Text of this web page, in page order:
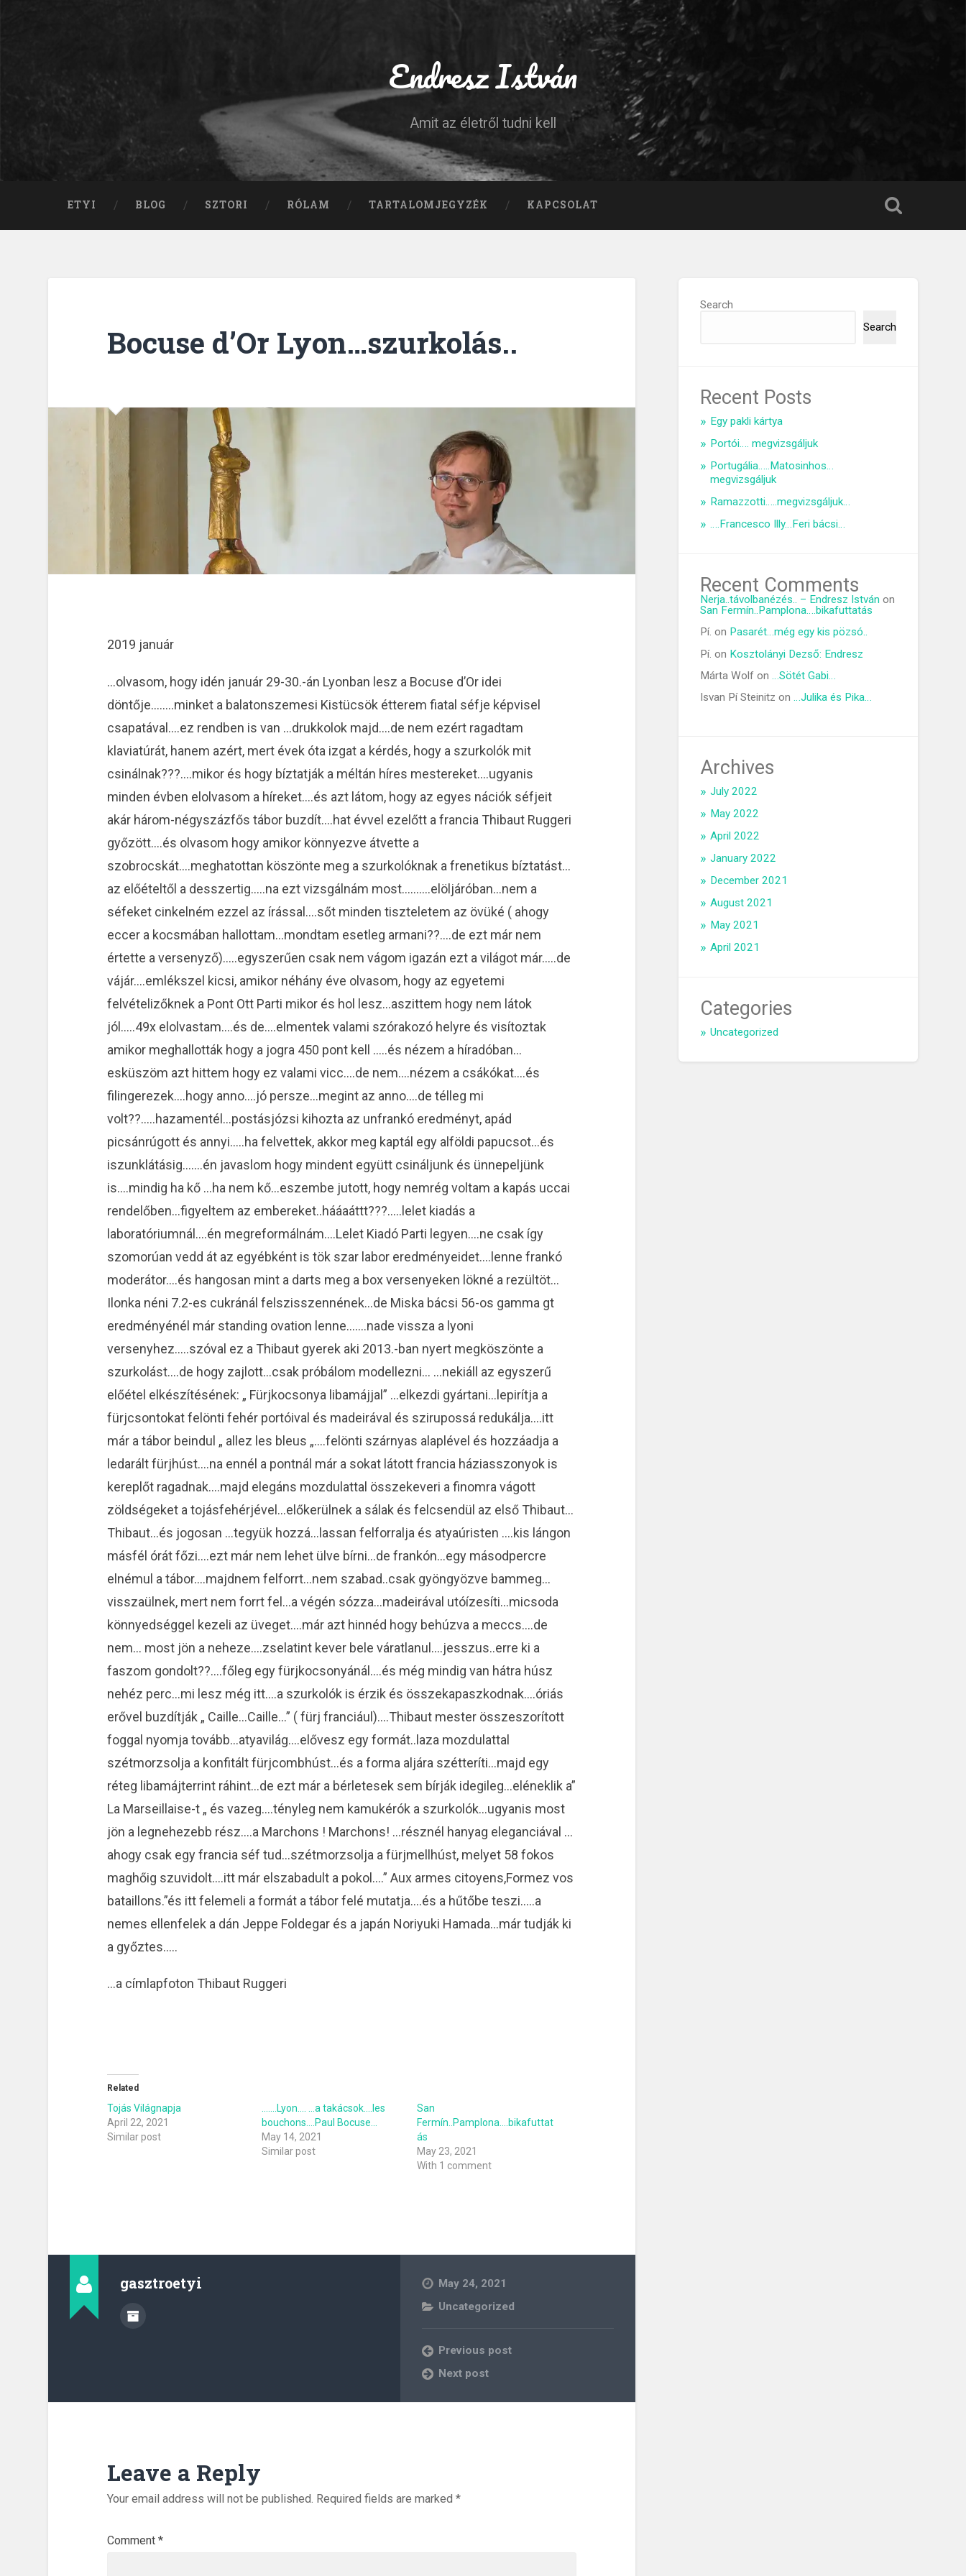
Endresz István
Amit az életről tudni kell
ETYI BLOG SZTORI RÓLAM TARTALOMJEGYZÉK KAPCSOLAT
Bocuse d’Or Lyon…szurkolás..
2019 január
…olvasom, hogy idén január 29-30.-án Lyonban lesz a Bocuse d’Or idei
döntője……..minket a balatonszemesi Kistücsök étterem fiatal séfje képvisel
csapatával….ez rendben is van …drukkolok majd….de nem ezért ragadtam
klaviatúrát, hanem azért, mert évek óta izgat a kérdés, hogy a szurkolók mit
csinálnak???….mikor és hogy bíztatják a méltán híres mestereket….ugyanis
minden évben elolvasom a híreket….és azt látom, hogy az egyes nációk séfjeit
akár három-négyszázfős tábor buzdít….hat évvel ezelőtt a francia Thibaut Ruggeri
győzött….és olvasom hogy amikor könnyezve átvette a
szobrocskát….meghatottan köszönte meg a szurkolóknak a frenetikus bíztatást…
az előételtől a desszertig…..na ezt vizsgálnám most……….elöljáróban…nem a
séfeket cinkelném ezzel az írással….sőt minden tiszteletem az övüké ( ahogy
eccer a kocsmában hallottam…mondtam esetleg armani??….de ezt már nem
értette a versenyző)…..egyszerűen csak nem vágom igazán ezt a világot már…..de
vájár….emlékszel kicsi, amikor néhány éve olvasom, hogy az egyetemi
felvételizőknek a Pont Ott Parti mikor és hol lesz…aszittem hogy nem látok
jól…..49x elolvastam….és de….elmentek valami szórakozó helyre és visítoztak
amikor meghallották hogy a jogra 450 pont kell …..és nézem a híradóban…
esküszöm azt hittem hogy ez valami vicc….de nem….nézem a csákókat….és
filingerezek….hogy anno….jó persze…megint az anno….de télleg mi
volt??…..hazamentél…postásjózsi kihozta az unfrankó eredményt, apád
picsánrúgott és annyi…..ha felvettek, akkor meg kaptál egy alföldi papucsot…és
iszunklátásig…….én javaslom hogy mindent együtt csináljunk és ünnepeljünk
is….mindig ha kő …ha nem kő…eszembe jutott, hogy nemrég voltam a kapás uccai
rendelőben…figyeltem az embereket..hááaáttt???…..lelet kiadás a
laboratóriumnál….én megreformálnám….Lelet Kiadó Parti legyen….ne csak így
szomorúan vedd át az egyébként is tök szar labor eredményeidet….lenne frankó
moderátor….és hangosan mint a darts meg a box versenyeken lökné a rezültöt…
Ilonka néni 7.2-es cukránál felszisszennének…de Miska bácsi 56-os gamma gt
eredményénél már standing ovation lenne…….nade vissza a lyoni
versenyhez…..szóval ez a Thibaut gyerek aki 2013.-ban nyert megköszönte a
szurkolást….de hogy zajlott…csak próbálom modellezni… …nekiáll az egyszerű
előétel elkészítésének: „ Fürjkocsonya libamájjal” …elkezdi gyártani…lepirítja a
fürjcsontokat felönti fehér portóival és madeirával és szirupossá redukálja….itt
már a tábor beindul „ allez les bleus „….felönti szárnyas alaplével és hozzáadja a
ledarált fürjhúst….na ennél a pontnál már a sokat látott francia háziasszonyok is
kereplőt ragadnak….majd elegáns mozdulattal összekeveri a finomra vágott
zöldségeket a tojásfehérjével…előkerülnek a sálak és felcsendül az első Thibaut…
Thibaut…és jogosan …tegyük hozzá…lassan felforralja és atyaúristen ….kis lángon
másfél órát főzi….ezt már nem lehet ülve bírni…de frankón…egy másodpercre
elnémul a tábor….majdnem felforrt…nem szabad..csak gyöngyözve bammeg…
visszaülnek, mert nem forrt fel…a végén sózza…madeirával utóízesíti…micsoda
könnyedséggel kezeli az üveget….már azt hinnéd hogy behúzva a meccs….de
nem… most jön a neheze….zselatint kever bele váratlanul….jesszus..erre ki a
faszom gondolt??….főleg egy fürjkocsonyánál….és még mindig van hátra húsz
nehéz perc…mi lesz még itt….a szurkolók is érzik és összekapaszkodnak….óriás
erővel buzdítják „ Caille…Caille…” ( fürj franciául)….Thibaut mester összeszorított
foggal nyomja tovább…atyavilág….elővesz egy formát..laza mozdulattal
szétmorzsolja a konfitált fürjcombhúst…és a forma aljára szétteríti…majd egy
réteg libamájterrint ráhint…de ezt már a bérletesek sem bírják idegileg…eléneklik a”
La Marseillaise-t „ és vazeg….tényleg nem kamukérók a szurkolók…ugyanis most
jön a legnehezebb rész….a Marchons ! Marchons! …résznél hanyag eleganciával …
ahogy csak egy francia séf tud…szétmorzsolja a fürjmellhúst, melyet 58 fokos
maghőig szuvidolt….itt már elszabadult a pokol….” Aux armes citoyens,Formez vos
bataillons.”és itt felemeli a formát a tábor felé mutatja….és a hűtőbe teszi…..a
nemes ellenfelek a dán Jeppe Foldegar és a japán Noriyuki Hamada…már tudják ki
a győztes…..
…a címlapfoton Thibaut Ruggeri
Related
Tojás Világnapja
April 22, 2021
Similar post
…….Lyon…. …a takácsok….les
bouchons….Paul Bocuse…
May 14, 2021
Similar post
San
Fermín..Pamplona….bikafuttat
ás
May 23, 2021
With 1 comment
gasztroetyi
May 24, 2021
Uncategorized
Previous post
Next post
Leave a Reply
Your email address will not be published. Required fields are marked *
Comment *
Search
Search
Recent Posts
Egy pakli kártya
Portói…. megvizsgáljuk
Portugália…..Matosinhos…
megvizsgáljuk
Ramazzotti…..megvizsgáljuk…
….Francesco Illy…Feri bácsi…
Recent Comments
Nerja..távolbanézés.. – Endresz István on
San Fermín..Pamplona….bikafuttatás
Pí. on Pasarét…még egy kis pözsó..
Pí. on Kosztolányi Dezső: Endresz
Márta Wolf on…Sötét Gabi…
Isvan Pí Steinitz on…Julika és Pika…
Archives
July 2022
May 2022
April 2022
January 2022
December 2021
August 2021
May 2021
April 2021
Categories
Uncategorized